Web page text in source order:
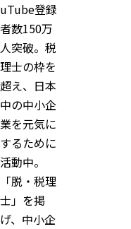
uTube登録
者数150万
人突破。税
理士の枠を
超え、日本
中の中小企
業を元気に
するために
活動中。
「脱・税理
士」を掲
げ、中小企